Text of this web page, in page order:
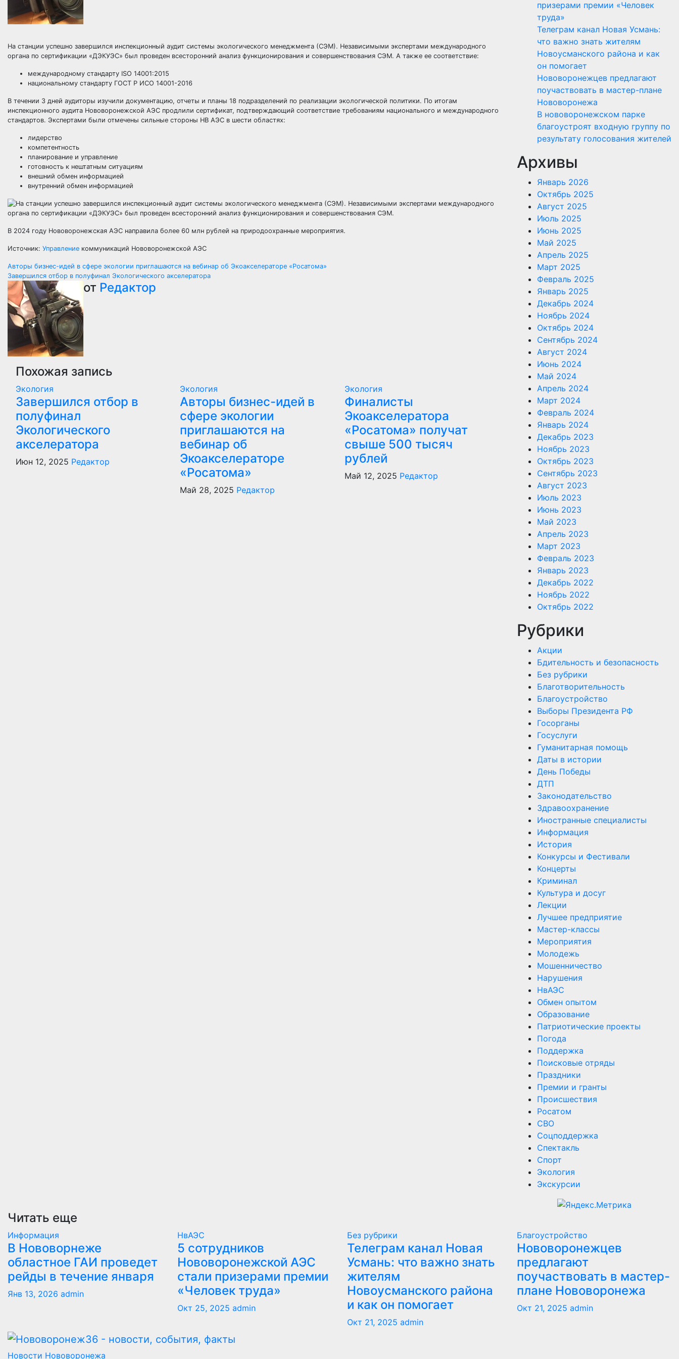
На станции успешно завершился инспекционный аудит системы экологического менеджмента (СЭМ). Независимыми экспертами международного
органа по сертификации «ДЭКУЭС» был проведен всесторонний анализ функционирования и совершенствования СЭМ. А также ее соответствие:
международному стандарту ISO 14001:2015
национальному стандарту ГОСТ Р ИСО 14001-2016
В течении 3 дней аудиторы изучили документацию, отчеты и планы 18 подразделений по реализации экологической политики. По итогам
инспекционного аудита Нововоронежской АЭС продлили сертификат, подтверждающий соответствие требованиям национального и международного
стандартов. Экспертами были отмечены сильные стороны НВ АЭС в шести областях:
лидерство
компетентность
планирование и управление
готовность к нештатным ситуациям
внешний обмен информацией
внутренний обмен информацией
В 2024 году Нововоронежская АЭС направила более 60 млн рублей на природоохранные мероприятия.
Источник: Управление коммуникаций Нововоронежской АЭС
Навигация
по
записям
Авторы бизнес-идей в сфере экологии приглашаются на вебинар об Экоакселераторе «Росатома»
Завершился отбор в полуфинал Экологического акселератора
от Редактор
Похожая запись
Экология
Завершился отбор в
полуфинал
Экологического
акселератора
Июн 12, 2025 Редактор
Экология
Авторы бизнес-идей в
сфере экологии
приглашаются на
вебинар об
Экоакселераторе
«Росатома»
Май 28, 2025 Редактор
Экология
Финалисты
Экоакселератора
«Росатома» получат
свыше 500 тысяч
рублей
Май 12, 2025 Редактор
призерами премии «Человек
труда»
Телеграм канал Новая Усмань:
что важно знать жителям
Новоусманского района и как
он помогает
Нововоронежцев предлагают
поучаствовать в мастер-плане
Нововоронежа
В нововоронежском парке
благоустроят входную группу по
результату голосования жителей
Архивы
Январь 2026
Октябрь 2025
Август 2025
Июль 2025
Июнь 2025
Май 2025
Апрель 2025
Март 2025
Февраль 2025
Январь 2025
Декабрь 2024
Ноябрь 2024
Октябрь 2024
Сентябрь 2024
Август 2024
Июнь 2024
Май 2024
Апрель 2024
Март 2024
Февраль 2024
Январь 2024
Декабрь 2023
Ноябрь 2023
Октябрь 2023
Сентябрь 2023
Август 2023
Июль 2023
Июнь 2023
Май 2023
Апрель 2023
Март 2023
Февраль 2023
Январь 2023
Декабрь 2022
Ноябрь 2022
Октябрь 2022
Рубрики
Акции
Бдительность и безопасность
Без рубрики
Благотворительность
Благоустройство
Выборы Президента РФ
Госорганы
Госуслуги
Гуманитарная помощь
Даты в истории
День Победы
ДТП
Законодательство
Здравоохранение
Иностранные специалисты
Информация
История
Конкурсы и Фестивали
Концерты
Криминал
Культура и досуг
Лекции
Лучшее предприятие
Мастер-классы
Мероприятия
Молодежь
Мошенничество
Нарушения
НвАЭС
Обмен опытом
Образование
Патриотические проекты
Погода
Поддержка
Поисковые отряды
Праздники
Премии и гранты
Происшествия
Росатом
СВО
Соцподдержка
Спектакль
Спорт
Экология
Экскурсии
Читать еще
Информация
В Нововорнеже
областное ГАИ проведет
рейды в течение января
Янв 13, 2026 admin
НвАЭС
5 сотрудников
Нововоронежской АЭС
стали призерами премии
«Человек труда»
Окт 25, 2025 admin
Без рубрики
Телеграм канал Новая
Усмань: что важно знать
жителям
Новоусманского района
и как он помогает
Окт 21, 2025 admin
Благоустройство
Нововоронежцев
предлагают
поучаствовать в мастер-
плане Нововоронежа
Окт 21, 2025 admin
Новости Нововоронежа